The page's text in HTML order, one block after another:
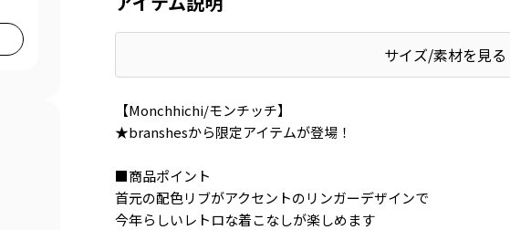
サイズ/素材を見る
【Monchhichi/モンチッチ】
★branshesから限定アイテムが登場！
■商品ポイント
首元の配色リブがアクセントのリンガーデザインで
今年らしいレトロな着こなしが楽しめます